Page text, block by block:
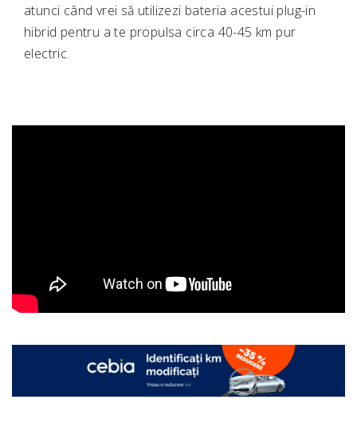
atunci când vrei să utilizezi bateria acestui plug-in
hibrid pentru a te propulsa circa 40-45 km pur
electric.